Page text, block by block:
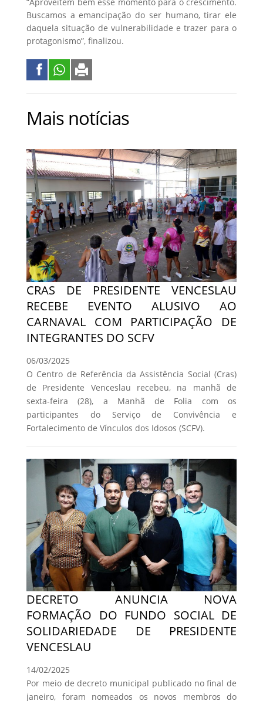
Buscamos a emancipação do ser humano, tirar ele
daquela situação de vulnerabilidade e trazer para o
protagonismo”, finalizou.
Mais notícias
CRAS DE PRESIDENTE VENCESLAU
RECEBE EVENTO ALUSIVO AO
CARNAVAL COM PARTICIPAÇÃO DE
INTEGRANTES DO SCFV
06/03/2025
O Centro de Referência da Assistência Social (Cras)
de Presidente Venceslau recebeu, na manhã de
sexta-feira (28), a Manhã de Folia com os
participantes do Serviço de Convivência e
Fortalecimento de Vínculos dos Idosos (SCFV).
DECRETO ANUNCIA NOVA
FORMAÇÃO DO FUNDO SOCIAL DE
SOLIDARIEDADE DE PRESIDENTE
VENCESLAU
14/02/2025
Por meio de decreto municipal publicado no final de
janeiro, foram nomeados os novos membros do